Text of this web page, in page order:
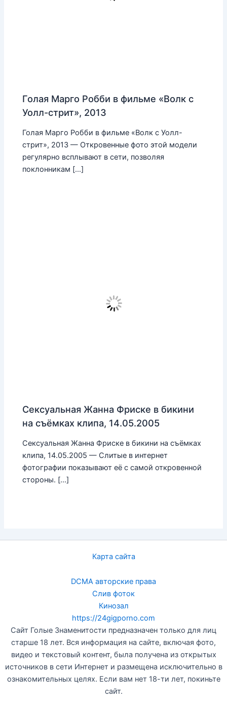
Голая Марго Робби в фильме «Волк с
Уолл-стрит», 2013
Голая Марго Робби в фильме «Волк с Уолл-
стрит», 2013 — Откровенные фото этой модели
регулярно всплывают в сети, позволяя
поклонникам […]
Сексуальная Жанна Фриске в бикини
на съёмках клипа, 14.05.2005
Сексуальная Жанна Фриске в бикини на съёмках
клипа, 14.05.2005 — Слитые в интернет
фотографии показывают её с самой откровенной
стороны. […]
Карта сайта
DCMA авторские права
Слив фоток
Кинозал
https://24gigporno.com
Сайт Голые Знаменитости предназначен только для лиц
старше 18 лет. Вся информация на сайте, включая фото,
видео и текстовый контент, была получена из открытых
источников в сети Интернет и размещена исключительно в
ознакомительных целях. Если вам нет 18-ти лет, покиньте
сайт.